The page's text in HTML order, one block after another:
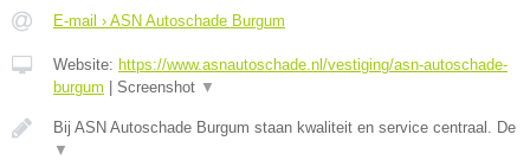
E-mail › ASN Autoschade Burgum
Website: https://www.asnautoschade.nl/vestiging/asn-autoschade-
burgum
Screenshot ▼
Bij ASN Autoschade Burgum staan kwaliteit en service centraal. De
▼